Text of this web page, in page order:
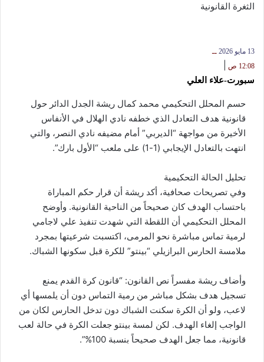
الثغرة القانونية
13 مايو 2026
ــ
12:08 ص
سبورت-علاء العلي
حسم المحلل التحكيمي محمد كمال ريشة الجدل الدائر حول
قانونية هدف التعادل الذي خطفه نادي الهلال في الأنفاس
الأخيرة من مواجهة “الديربي” أمام مضيفه نادي النصر، والتي
انتهت بالتعادل الإيجابي (1-1) على ملعب “الأول بارك”.
تحليل الحالة التحكيمية
وفي تصريحات صحافية، أكد ريشة أن قرار حكم المباراة
باحتساب الهدف كان صحيحاً من الناحية القانونية. وأوضح
المحلل التحكيمي أن اللقطة التي شهدت تنفيذ علي لاجامي
لرمية تماس مباشرة نحو المرمى، اكتسبت شرعيتها بمجرد
ملامسة الحارس البرازيلي “بينتو” للكرة قبل سكونها الشباك.
وأضاف ريشة مفسراً نص القانون: “قانون كرة القدم يمنع
تسجيل هدف بشكل مباشر من رمية التماس دون أن يلمسها أي
لاعب، ولو أن الكرة سكنت الشباك دون تدخل الحارس لكان من
الواجب إلغاء الهدف. لكن لمسة بينتو جعلت الكرة في حالة لعب
قانونية، مما جعل الهدف صحيحاً بنسبة 100%”.